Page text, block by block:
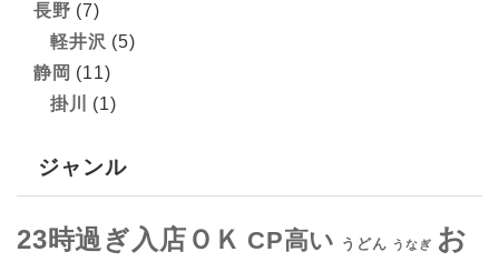
長野 (7)
軽井沢 (5)
静岡 (11)
掛川
(1)
ジャンル
23時過ぎ入店ＯＫ CP高い うどん うなぎ お